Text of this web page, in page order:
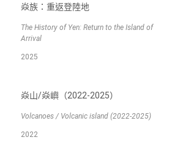
焱族：重返登陸地
The History of Yen: Return to the Island of
Arrival
2025
焱山/焱嶼（2022-2025）
Volcanoes / Volcanic island (2022-2025)
2022